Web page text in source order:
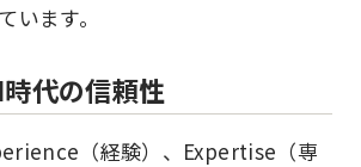
います。
代の信頼性
（経験）、Expertise（専